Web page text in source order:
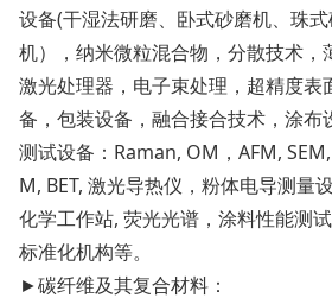
设备(干湿法研磨、卧式砂磨机、珠
机），纳米微粒混合物，分散技术，
激光处理器，电子束处理，超精度表
备，包装设备，融合接合技术，涂布
测试设备：Raman, OM，AFM, SEM,
M, BET, 激光导热仪，粉体电导测量
化学工作站, 荧光光谱，涂料性能测
标准化机构等。
►碳纤维及其复合材料：